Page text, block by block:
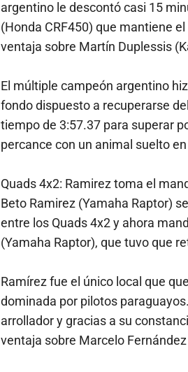
argentino le descontó casi 15
(Honda CRF450) que mantiene
ventaja sobre Martín Duplessis
El múltiple campeón argentino
fondo dispuesto a recuperarse
tiempo de 3:57.37 para superar
percance con un animal suelto
Quads 4x2: Ramirez toma el
Beto Ramirez (Yamaha Raptor)
entre los Quads 4x2 y ahora
(Yamaha Raptor), que tuvo que
Ramírez fue el único local que
dominada por pilotos
arrollador y gracias a su
ventaja sobre Marcelo